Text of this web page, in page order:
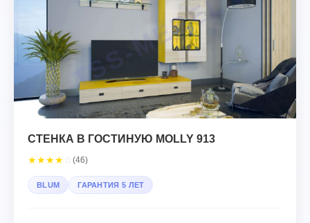
СТЕНКА В ГОСТИНУЮ MOLLY 913
★★★★ (46)
BLUM ГАРАНТИЯ 5 ЛЕТ